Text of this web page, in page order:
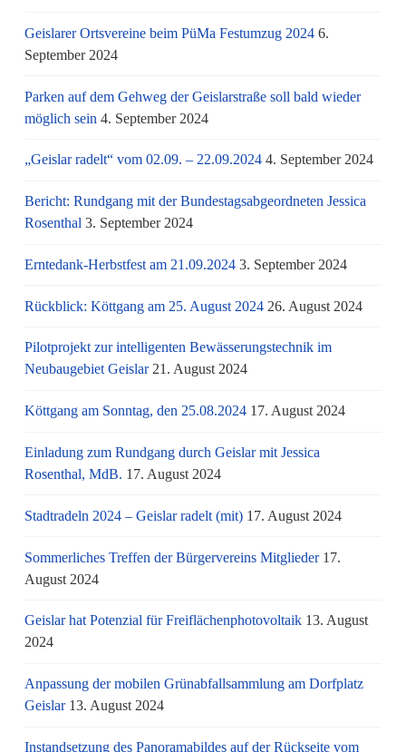
Geislarer Ortsvereine beim PüMa Festumzug 2024 6.
September 2024
Parken auf dem Gehweg der Geislarstraße soll bald wieder
möglich sein 4. September 2024
„Geislar radelt“ vom 02.09. – 22.09.2024 4. September 2024
Bericht: Rundgang mit der Bundestagsabgeordneten Jessica
Rosenthal 3. September 2024
Erntedank-Herbstfest am 21.09.2024 3. September 2024
Rückblick: Köttgang am 25. August 2024 26. August 2024
Pilotprojekt zur intelligenten Bewässerungstechnik im
Neubaugebiet Geislar 21. August 2024
Köttgang am Sonntag, den 25.08.2024 17. August 2024
Einladung zum Rundgang durch Geislar mit Jessica
Rosenthal, MdB. 17. August 2024
Stadtradeln 2024 – Geislar radelt (mit) 17. August 2024
Sommerliches Treffen der Bürgervereins Mitglieder 17.
August 2024
Geislar hat Potenzial für Freiflächenphotovoltaik 13. August
2024
Anpassung der mobilen Grünabfallsammlung am Dorfplatz
Geislar 13. August 2024
Instandsetzung des Panoramabildes auf der Rückseite vom